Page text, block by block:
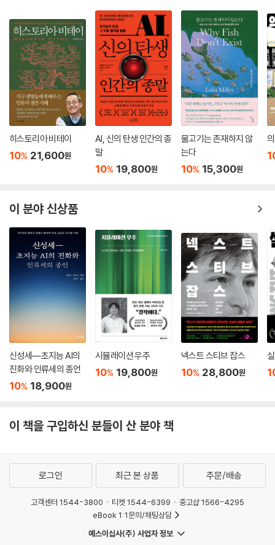
세계대전의 종식과 더불어 어마어마한 인명 피해를 불러왔다. 한편 핵분열
은 현시대 가장 효율적인 원자력 발전으로 이용되지만, 그 위험성 때문에
원전 사고로 인한 영향도 여전히 진행 중이다. 이 책의 마지막 부분에는 과
거의 체르노빌, 후쿠시마 원전 사고의 피해도 다루고 있다. 화학 물질을 좀
더 안전하게 사용하도록 개발하는 것은 현재와 미래의 과학에 주어진 과제
다. 앞으로 과학계를 이끌어 나갈 독자 여러분이 이 책을 통해 인류를 위한
사명감을 갖기를, 그리고 과학을 더 사랑하는 마음이 커지기를 기대한다.
20세기 과학의 큰 진보를 가져온 4개의 논문
이 책의 이야기는 네 가지 위대한 논문을 중심으로 흘러간다. 인공 방사선
부의 두 논문이 그것이다. X선과 전자는 방전관 실험을 통해 발견되었다.
따라서 앞부분에서 먼저 방전관의 역사에 대해 다룬다. 뢴트겐의 X선 발견
은 베크렐, 퀴리 부부를 비롯한 과학자들의 방사선 연구로 이어졌다. 전자
는 눈에 보이지 않는 원자보다 더 작은 존재로 드러난 최초의 소립자이다.
이 또한 방전관에서 톰슨의 반복적인 실험을 통해 확인되었다. 톰슨은 캐
번디시 연구소에서 많은 유명한 과학자들을 제자로 길러냈다.
마리 퀴리의 폴로늄, 라듐 발견은 소립자 세계로의 문을 열었다. 이후 동위
원소, 중성자, 인공 방사성 원소, 핵분열 발견 등으로 20세기 과학은 대전
환을 맞이한다. 과학 시간에는 따로따로 배우는 내용들이지만, 하나의 발
견이 다른 연구에 영향을 미치는 등 모두 유기적으로 연결되어 있음을 알
수 있다. 위대한 발견을 이룬 과학자들의 논문을 직접 읽기는 어렵다. 하지
만 이 책에서는 정교수와 화학양의 대화를 빌어 논문을 완성하기까지 과학
오리지널 논문의 영문본도 차례로 실려 있어 간접으로도 체험할 수 있다.
이 책에는 특별히 여성 과학자들이 여럿 등장한다. 방사선 연구를 시작하
견한 이렌 퀴리, 마리 퀴리의 조수로 프랑슘을 발견한 페레, 핵분열을 발견
한 마이트너가 바로 그들이다. 당시에는 여성이 남성과 동등하게 과학 연
구에 전념할 수 있는 여건이 충분하지 못했다. 공부를 계속하고 싶어도 교
히스토리아 비테이
10% 21,600원
AI, 신의 탄생 인간의 종
말
10% 19,800원
물고기는 존재하지 않
는다
10% 15,300원
이 분야 신상품
신성세―초지능 AI의
진화와 인류세의 종언
10% 18,900원
시뮬레이션 우주
10% 19,800원
넥스트 스티브 잡스
10% 28,800원
이 책을 구입하신 분들이 산 분야 책
로그인 최근 본 상품 주문/배송
고객센터 1544-3800 티켓 1544-6399
중고샵 1566-4295
eBook 1:1문의/채팅상담
예스이십사(주) 사업자 정보